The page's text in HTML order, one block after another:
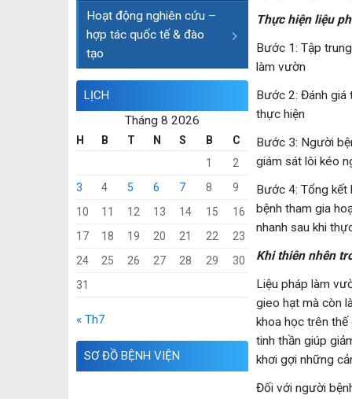
Hoạt động nghiên cứu –
hợp tác quốc tế & đào
tạo
LỊCH
Tháng 8 2026
H B T N S B
C
1
2
3
4 5 6 7 8
9
10
11 12 13 14 15
16
17
18 19 20 21 22
23
24
25 26 27 28 29
30
31
« Th7
SƠ ĐỒ BỆNH VIỆN
Thực hiện liệu
Bước 1: Tập
làm vườn
Bước 2: Đánh giá
thực hiện
Bước 3: Người
giám sát lôi kéo
Bước 4: Tổng kết
bệnh tham gia
nhanh sau khi
Khi thiên nhên
Liệu pháp làm
gieo hạt mà còn
khoa học trên
tinh thần giúp
khơi gợi những
Đối với người